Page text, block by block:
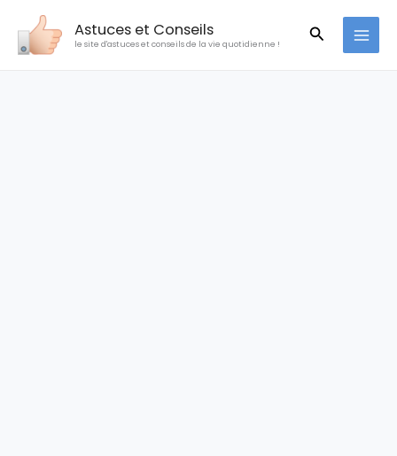
contenu
Astuces et Conseils
le site d'astuces et conseils de la vie quotidienne !